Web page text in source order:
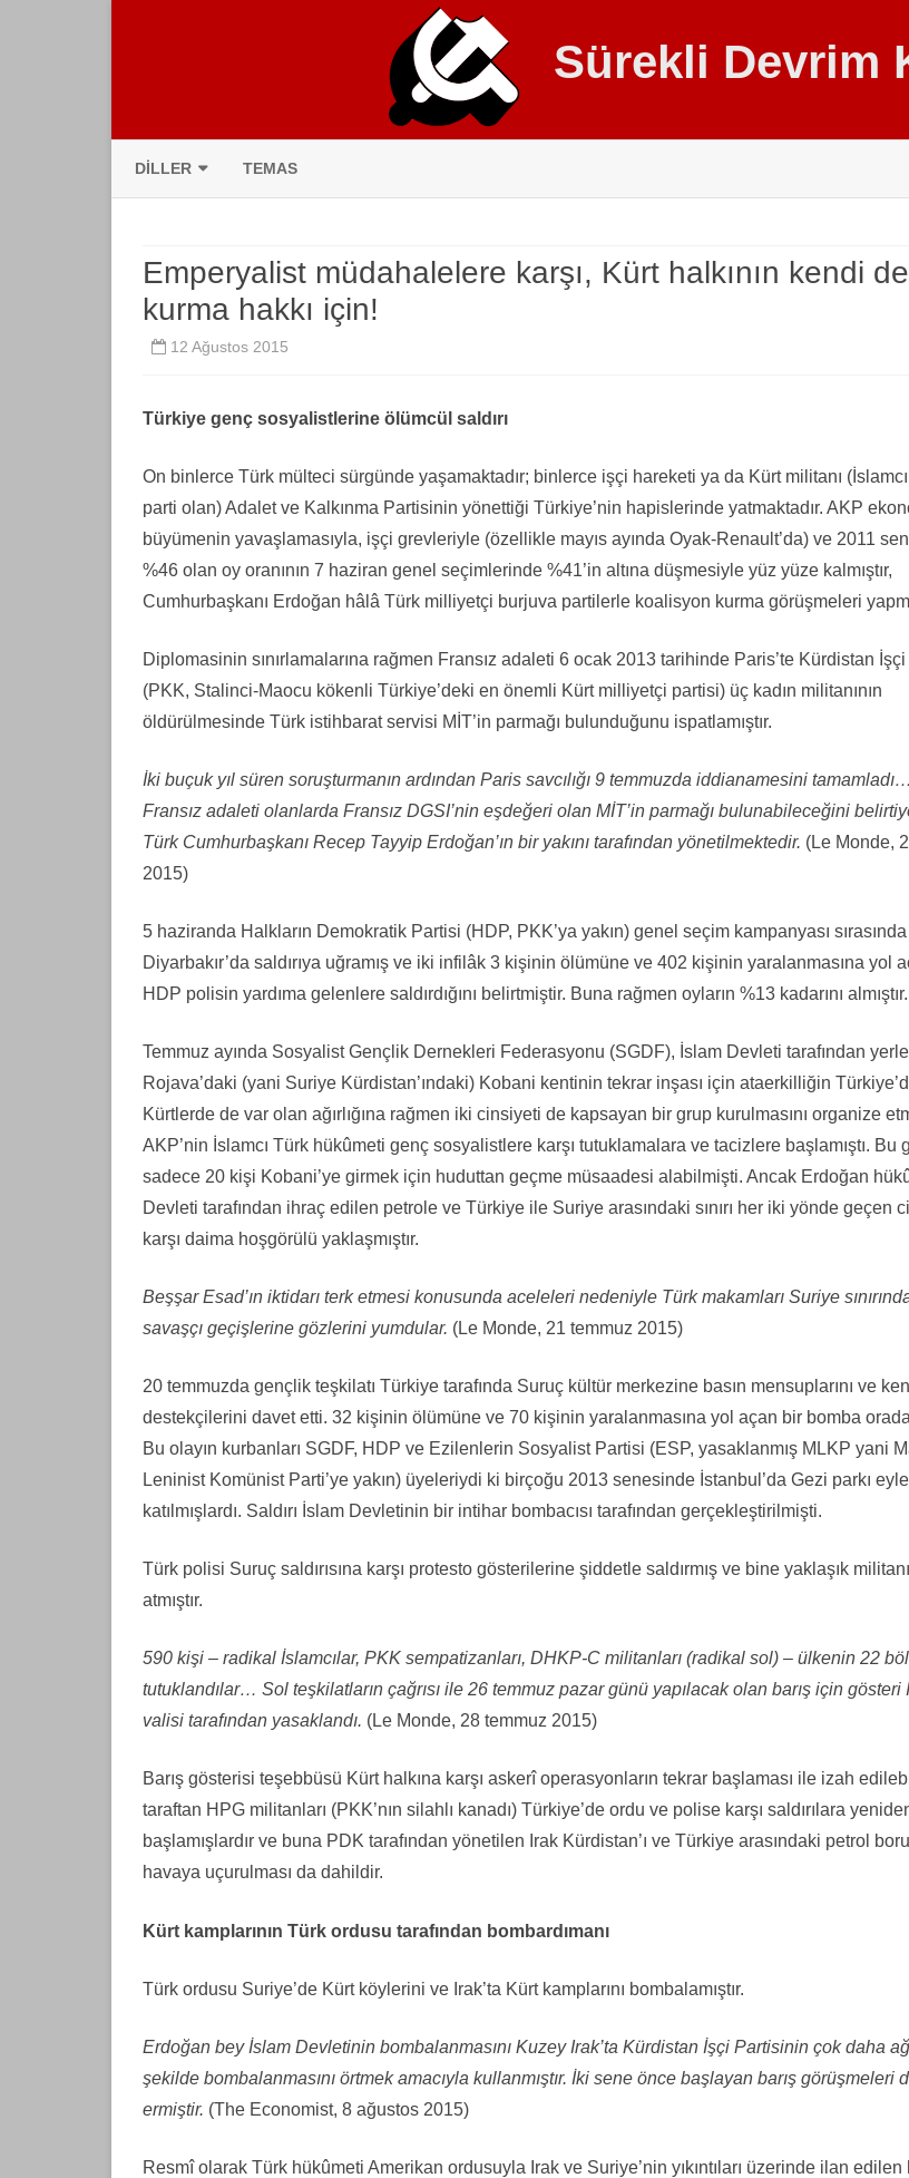
Sürekli Devrim
DILLER
DEUTSCH
ENGLISH
ESPAÑOL
KURDÎ
TEMAS
Emperyalist müdahalelere karşı, Kürt halkının kendi
kurma hakkı için!
12 Ağustos 2015
Türkiye genç sosyalistlerine ölümcül saldırı
On binlerce Türk mülteci sürgünde yaşamaktadır; binlerce işçi hareketi ya da Kürt militanı
parti olan) Adalet ve Kalkınma Partisinin yönettiği Türkiye’nin hapislerinde yatmaktadır. AKP
büyümenin yavaşlamasıyla, işçi grevleriyle (özellikle mayıs ayında Oyak-Renault’da) ve 2011
%46 olan oy oranının 7 haziran genel seçimlerinde %41’in altına düşmesiyle yüz yüze kalmıştır,
Cumhurbaşkanı Erdoğan hâlâ Türk milliyetçi burjuva partilerle koalisyon kurma görüşmeleri
Diplomasinin sınırlamalarına rağmen Fransız adaleti 6 ocak 2013 tarihinde Paris’te Kürdistan
(PKK, Stalinci-Maocu kökenli Türkiye’deki en önemli Kürt milliyetçi partisi) üç kadın militanının
öldürülmesinde Türk istihbarat servisi MİT’in parmağı bulunduğunu ispatlamıştır.
İki buçuk yıl süren soruşturmanın ardından Paris savcılığı 9 temmuzda iddianamesini
Fransız adaleti olanlarda Fransız DGSI’nin eşdeğeri olan MİT’in parmağı bulunabileceğini
Türk Cumhurbaşkanı Recep Tayyip Erdoğan’ın bir yakını tarafından yönetilmektedir. (Le Monde,
2015)
5 haziranda Halkların Demokratik Partisi (HDP, PKK’ya yakın) genel seçim kampanyası sırasında
Diyarbakır’da saldırıya uğramış ve iki infilâk 3 kişinin ölümüne ve 402 kişinin yaralanmasına yol
HDP polisin yardıma gelenlere saldırdığını belirtmiştir. Buna rağmen oyların %13 kadarını almıştır.
Temmuz ayında Sosyalist Gençlik Dernekleri Federasyonu (SGDF), İslam Devleti tarafından
Rojava’daki (yani Suriye Kürdistan’ındaki) Kobani kentinin tekrar inşası için ataerkilliğin
Kürtlerde de var olan ağırlığına rağmen iki cinsiyeti de kapsayan bir grup kurulmasını organize
AKP’nin İslamcı Türk hükûmeti genç sosyalistlere karşı tutuklamalara ve tacizlere başlamıştı. Bu
sadece 20 kişi Kobani’ye girmek için huduttan geçme müsaadesi alabilmişti. Ancak Erdoğan
Devleti tarafından ihraç edilen petrole ve Türkiye ile Suriye arasındaki sınırı her iki yönde geçen
karşı daima hoşgörülü yaklaşmıştır.
Beşşar Esad’ın iktidarı terk etmesi konusunda aceleleri nedeniyle Türk makamları Suriye
savaşçı geçişlerine gözlerini yumdular. (Le Monde, 21 temmuz 2015)
20 temmuzda gençlik teşkilatı Türkiye tarafında Suruç kültür merkezine basın mensuplarını ve
destekçilerini davet etti. 32 kişinin ölümüne ve 70 kişinin yaralanmasına yol açan bir bomba
Bu olayın kurbanları SGDF, HDP ve Ezilenlerin Sosyalist Partisi (ESP, yasaklanmış MLKP yani
Leninist Komünist Parti’ye yakın) üyeleriydi ki birçoğu 2013 senesinde İstanbul’da Gezi parkı
katılmışlardı. Saldırı İslam Devletinin bir intihar bombacısı tarafından gerçekleştirilmişti.
Türk polisi Suruç saldırısına karşı protesto gösterilerine şiddetle saldırmış ve bine yaklaşık
atmıştır.
590 kişi – radikal İslamcılar, PKK sempatizanları, DHKP-C militanları (radikal sol) – ülkenin 22
tutuklandılar… Sol teşkilatların çağrısı ile 26 temmuz pazar günü yapılacak olan barış için gösteri
valisi tarafından yasaklandı. (Le Monde, 28 temmuz 2015)
Barış gösterisi teşebbüsü Kürt halkına karşı askerî operasyonların tekrar başlaması ile izah
taraftan HPG militanları (PKK’nın silahlı kanadı) Türkiye’de ordu ve polise karşı saldırılara
başlamışlardır ve buna PDK tarafından yönetilen Irak Kürdistan’ı ve Türkiye arasındaki petrol boru
havaya uçurulması da dahildir.
Kürt kamplarının Türk ordusu tarafından bombardımanı
Türk ordusu Suriye’de Kürt köylerini ve Irak’ta Kürt kamplarını bombalamıştır.
Erdoğan bey İslam Devletinin bombalanmasını Kuzey Irak’ta Kürdistan İşçi Partisinin çok daha
şekilde bombalanmasını örtmek amacıyla kullanmıştır. İki sene önce başlayan barış görüşmeleri
ermiştir. (The Economist, 8 ağustos 2015)
Resmî olarak Türk hükûmeti Amerikan ordusuyla Irak ve Suriye’nin yıkıntıları üzerinde ilan